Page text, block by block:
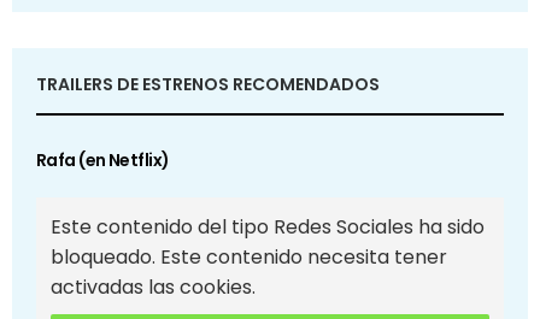
TRAILERS DE ESTRENOS RECOMENDADOS
Rafa (en Netflix)
Este contenido del tipo Redes Sociales ha sido
bloqueado. Este contenido necesita tener
activadas las cookies.